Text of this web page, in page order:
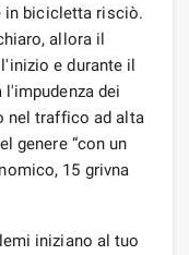
in bicicletta risciò.
allora il
e durante il
dei
nel traffico ad alta
genere “con un
15 grivna
iniziano al tuo